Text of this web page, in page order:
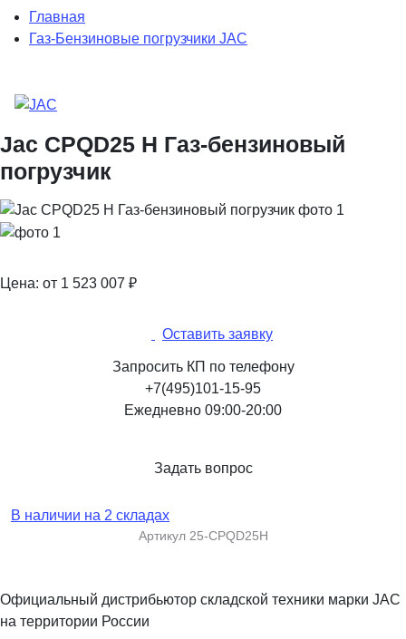
Главная
Газ-Бензиновые погрузчики JAC
Jac CPQD25 H Газ-бензиновый
погрузчик
Цена: от 1 523 007 ₽
Оставить заявку
Запросить КП по телефону
+7(495)101-15-95
Ежедневно 09:00-20:00
Задать вопрос
В наличии на 2 складах
Артикул 25-CPQD25H
Официальный дистрибьютор складской техники марки JAC
на территории России